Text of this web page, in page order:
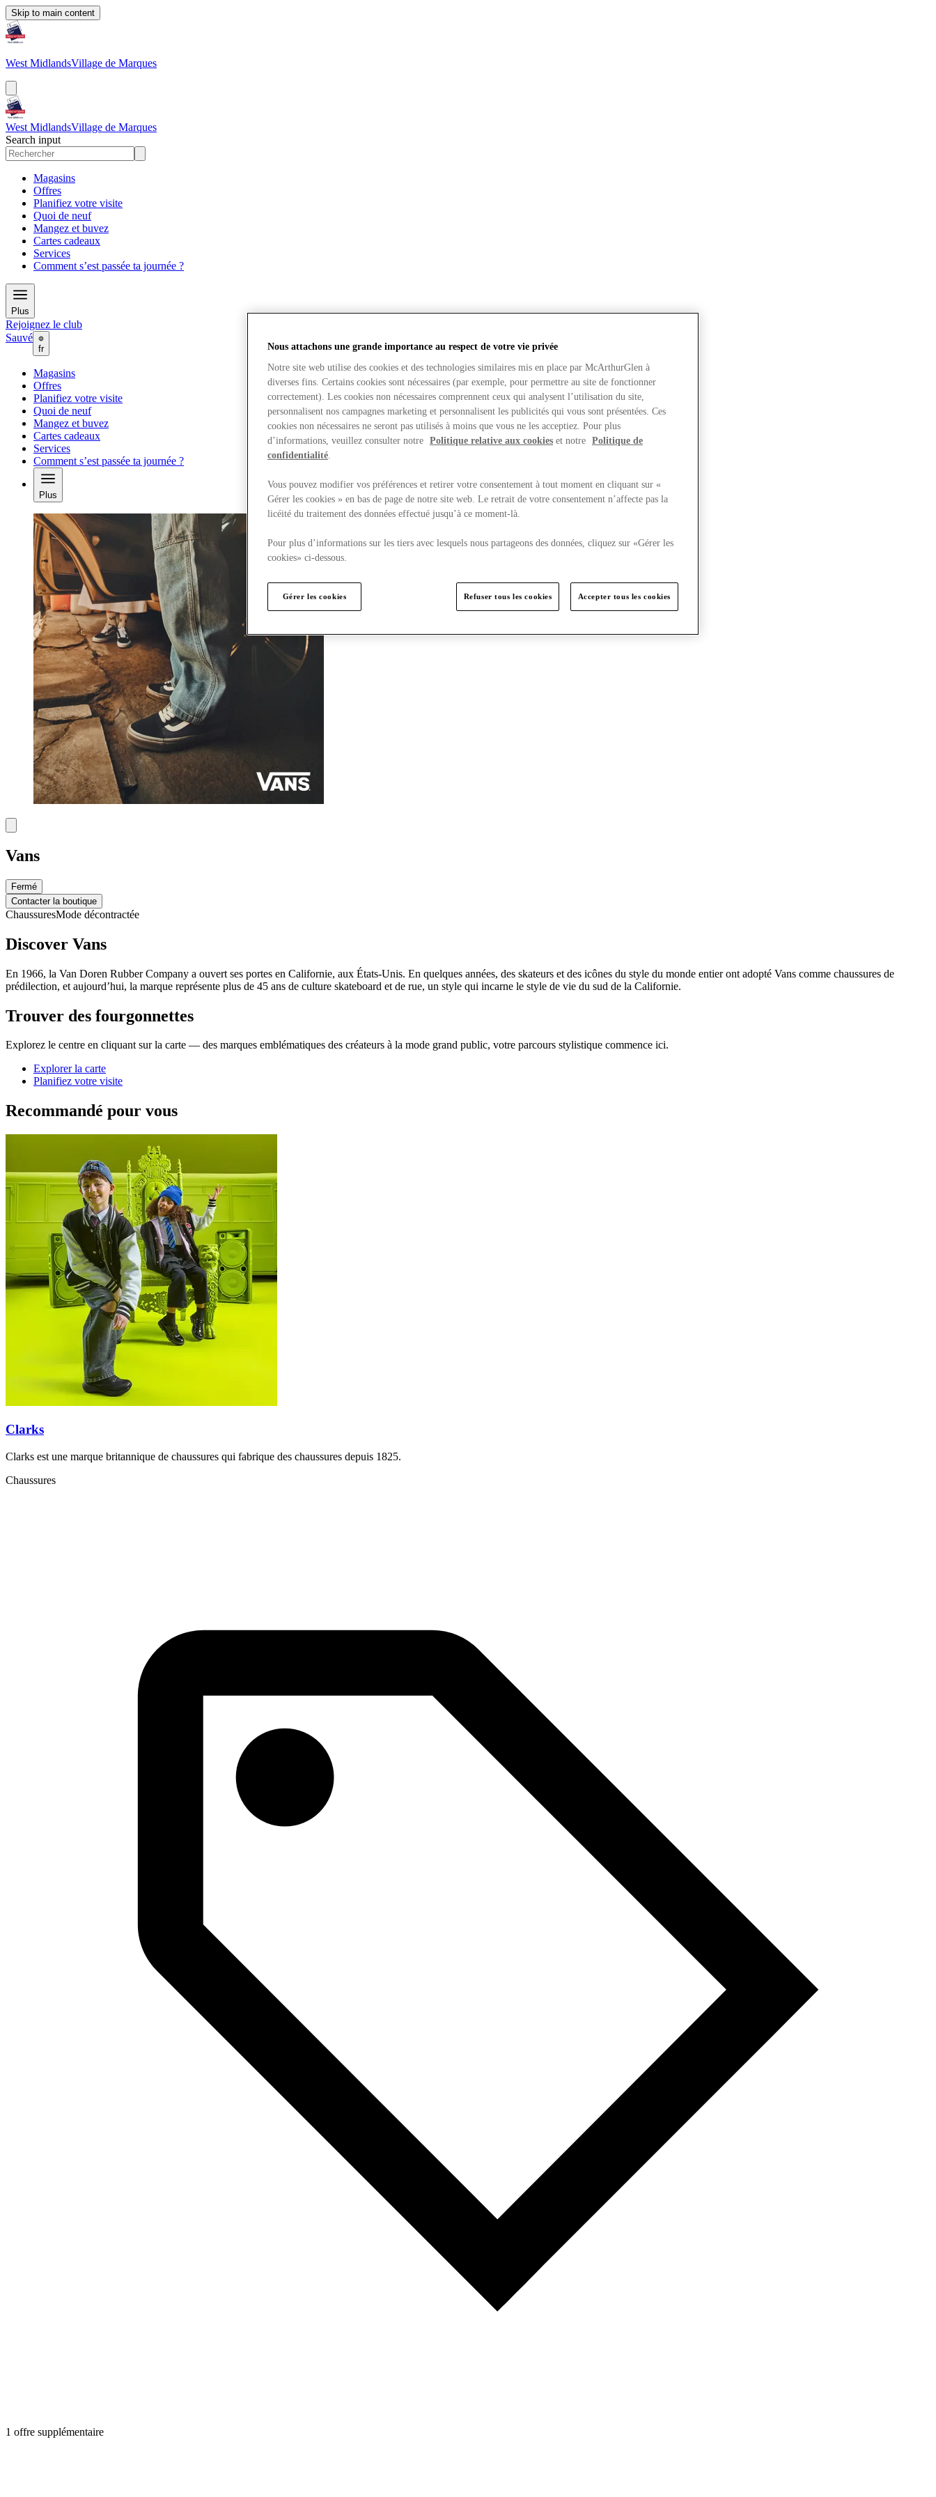
Skip to main content
West MidlandsVillage de Marques
West MidlandsVillage de Marques
Search input
Magasins
Offres
Planifiez votre visite
Quoi de neuf
Mangez et buvez
Cartes cadeaux
Services
Comment s’est passée ta journée ?
Plus
Rejoignez le club
Sauvé
fr
Magasins
Offres
Planifiez votre visite
Quoi de neuf
Mangez et buvez
Cartes cadeaux
Services
Comment s’est passée ta journée ?
Plus
Vans
Fermé
Contacter la boutique
ChaussuresMode décontractée
Discover Vans
En 1966, la Van Doren Rubber Company a ouvert ses portes en Californie, aux États-Unis. En quelques années, des skateurs et des icônes du style du monde entier ont adopté Vans comme chaussures de
prédilection, et aujourd’hui, la marque représente plus de 45 ans de culture skateboard et de rue, un style qui incarne le style de vie du sud de la Californie.
Trouver des fourgonnettes
Explorez le centre en cliquant sur la carte — des marques emblématiques des créateurs à la mode grand public, votre parcours stylistique commence ici.
Explorer la carte
Planifiez votre visite
Recommandé pour vous
Clarks
Clarks est une marque britannique de chaussures qui fabrique des chaussures depuis 1825.
Chaussures
1 offre supplémentaire
Nous attachons une grande importance au respect de votre vie privée
Notre site web utilise des cookies et des technologies similaires mis en place par McArthurGlen à
diverses fins. Certains cookies sont nécessaires (par exemple, pour permettre au site de fonctionner
correctement). Les cookies non nécessaires comprennent ceux qui analysent l’utilisation du site,
personnalisent nos campagnes marketing et personnalisent les publicités qui vous sont présentées. Ces
cookies non nécessaires ne seront pas utilisés à moins que vous ne les acceptiez. Pour plus
d’informations, veuillez consulter notre Politique relative aux cookies et notre Politique de
confidentialité.
Vous pouvez modifier vos préférences et retirer votre consentement à tout moment en cliquant sur «
Gérer les cookies » en bas de page de notre site web. Le retrait de votre consentement n’affecte pas la
licéité du traitement des données effectué jusqu’à ce moment-là.
Pour plus d’informations sur les tiers avec lesquels nous partageons des données, cliquez sur «Gérer les
cookies» ci-dessous.
Gérer les cookies Refuser tous les cookies Accepter tous les cookies